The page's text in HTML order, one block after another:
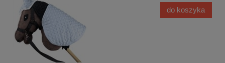
do koszyka